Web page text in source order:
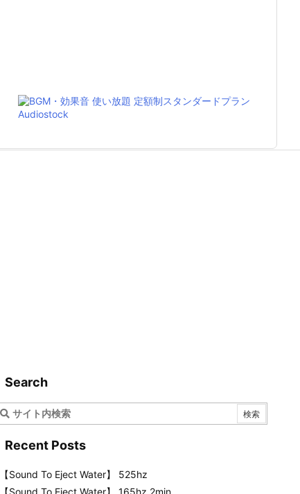
Search
Recent Posts
【Sound To Eject Water】 525hz
【Sound To Eject Water】 165hz 2min